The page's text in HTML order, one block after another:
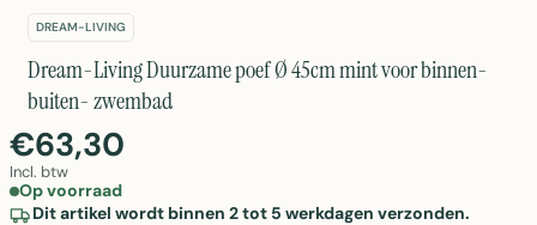
DREAM-LIVING
Dream-Living Duurzame poef Ø 45cm mint voor binnen-
buiten- zwembad
€63,30
Incl. btw
Op voorraad
Dit artikel wordt binnen 2 tot 5 werkdagen verzonden.